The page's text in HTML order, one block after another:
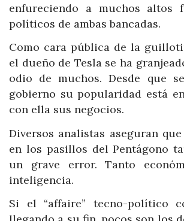
enfureciendo a muchos altos
políticos de ambas bancadas.
Como cara pública de la
el dueño de Tesla se ha
odio de muchos. Desde que
gobierno su popularidad está
con ella sus negocios.
Diversos analistas aseguran
en los pasillos del Pentágono
un grave error. Tanto
inteligencia.
Si el “affaire” tecno-político